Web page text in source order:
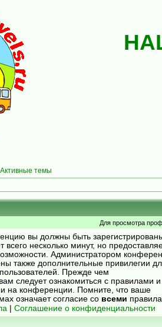
Активные темы
Для просмотра
вы должны быть
всего несколько минут, но
Администратором
также дополнительные привилегии
Прежде чем
следует ознакомиться с правилами и
на конференции. Помните, что ваше
означает согласие со всеми
Соглашение о конфиденциальности